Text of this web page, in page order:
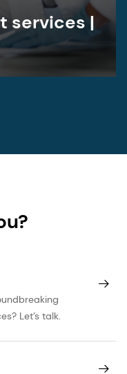
services |
Let’s talk.